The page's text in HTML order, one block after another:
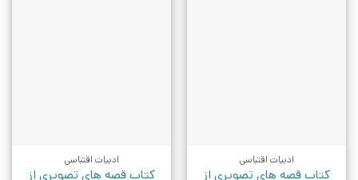
ادبیات اقتباسی
کتاب قصه های تصویری از
ادبیات اقتباسی
کتاب قصه های تصویری از